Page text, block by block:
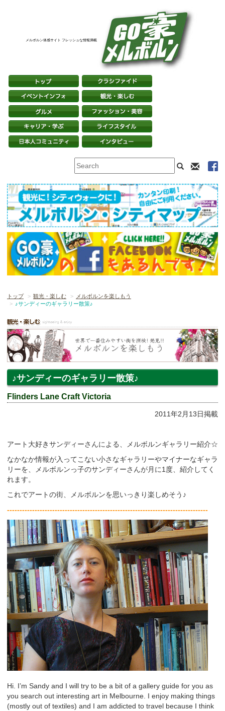
メルボルン体感サイト フレッシュな情報満載
トップ 観光・楽しむ
メルボルンを楽しもう
♪サンディーのギャラリー散策♪
♪サンディーのギャラリー散策♪
Flinders Lane Craft Victoria
2011年2月13日掲載
アート大好きサンディーさんによる、メルボルンギャラリー紹介☆
なかなか情報が入ってこない小さなギャラリーやマイナーなギャラ
リーを、メルボルンっ子のサンディーさんが月に1度、紹介してく
れます。
これでアートの街、メルボルンを思いっきり楽しめそう♪
--------------------------------------------------------------------------------
Hi. I’m Sandy and I will try to be a bit of a gallery guide for you as
you search out interesting art in Melbourne. I enjoy making things
(mostly out of textiles) and I am addicted to travel because I think